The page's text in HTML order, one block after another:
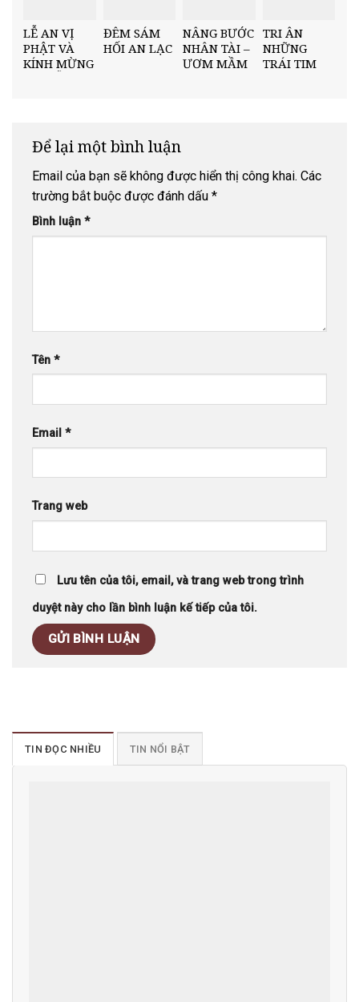
LỄ AN VỊ
PHẬT VÀ
KÍNH MỪNG
ĐÊM SÁM
HỐI AN LẠC
NÂNG BƯỚC
NHÂN TÀI –
ƯƠM MẦM
TRI ÂN
NHỮNG
TRÁI TIM
Để lại một bình luận
Email của bạn sẽ không được hiển thị công khai. Các
trường bắt buộc được đánh dấu *
Bình luận *
Tên *
Email *
Trang web
Lưu tên của tôi, email, và trang web trong trình
duyệt này cho lần bình luận kế tiếp của tôi.
TIN ĐỌC NHIỀU TIN NỔI BẬT